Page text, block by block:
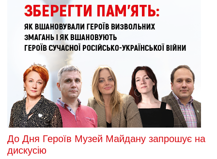
До Дня Героїв Музей Майдану запрошує на
дискусію